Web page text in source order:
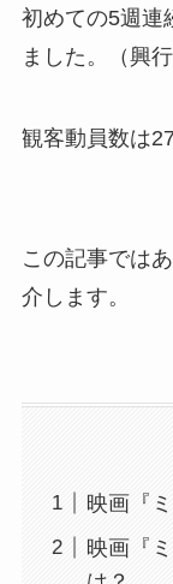
初めての5週連
ました。（興
観客動員数は
この記事では
介します。
映画『
映画『